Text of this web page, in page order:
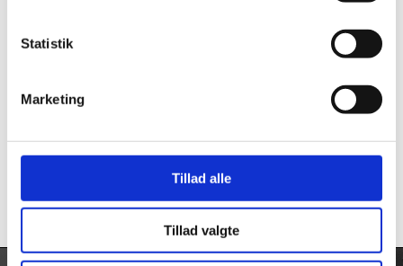
Statistik
Marketing
Tillad alle
Tillad valgte
Deore 1x12sp
Waterproof Grease
Tub 454gr